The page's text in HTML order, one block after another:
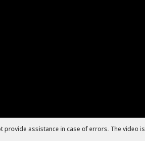
provide assistance in case of errors. The video is